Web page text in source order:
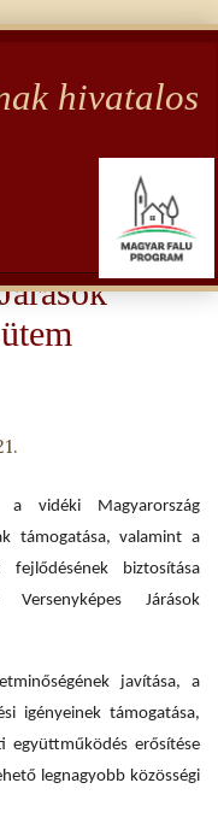
hivatalos
a vidéki Magyarország
támogatása, valamint a
fejlődésének biztosítása
Versenyképes Járások
javítása, a
igényeinek támogatása,
együttműködés erősítése
legnagyobb közösségi